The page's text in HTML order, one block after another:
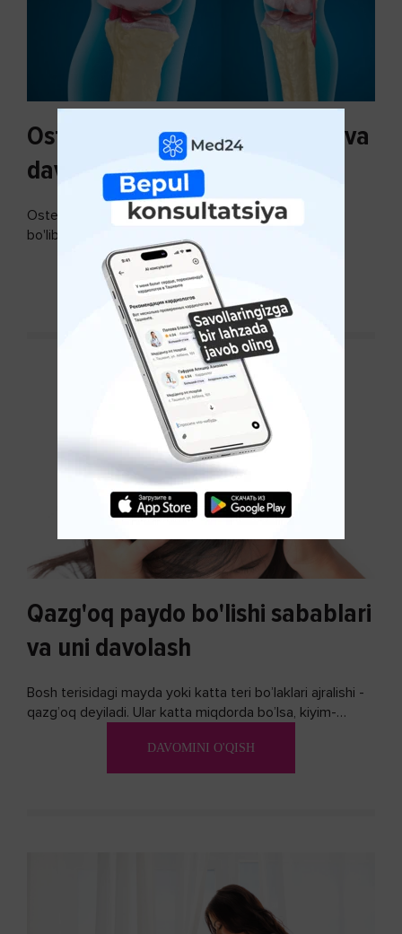
Osteoartroz sabablari, tasnifi va
davolash usullari
Osteoartroz - bo'g'imlarning keng tarqalgan kasalligi
bo'lib, so'ngi paytda osteoartroz kasalligi sonining
ko'payishi tendentsiyasi mavjud...
DAVOMINI O'QISH
Qazg'oq paydo bo'lishi sabablari
va uni davolash
Bosh terisidagi mayda yoki katta teri bo’laklari ajralishi -
qazg’oq deyiladi. Ular katta miqdorda bo’lsa, kiyim-
DAVOMINI O'QISH